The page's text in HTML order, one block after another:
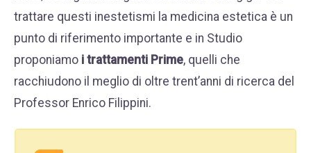
trattare questi inestetismi la medicina estetica è un
punto di riferimento importante e in Studio
proponiamo i trattamenti Prime, quelli che
racchiudono il meglio di oltre trent’anni di ricerca del
Professor Enrico Filippini.